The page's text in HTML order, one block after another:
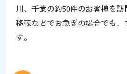
川、千葉の約50件のお客様を
移転などでお急ぎの場合でも
す。